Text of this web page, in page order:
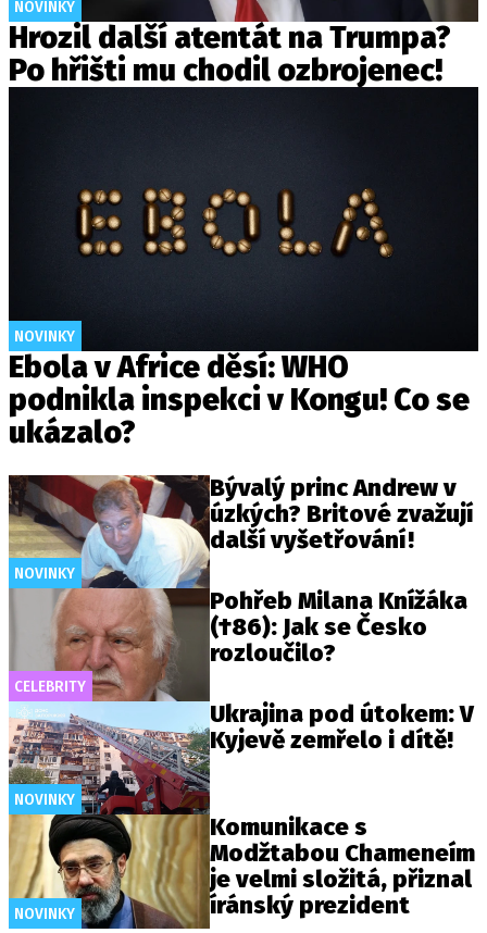
NOVINKY
Hrozil další atentát na Trumpa?
Po hřišti mu chodil ozbrojenec!
NOVINKY
Ebola v Africe děsí: WHO
podnikla inspekci v Kongu! Co se
ukázalo?
NOVINKY
Bývalý princ Andrew v
úzkých? Britové zvažují
další vyšetřování!
CELEBRITY
Pohřeb Milana Knížáka
(†86): Jak se Česko
rozloučilo?
NOVINKY
Ukrajina pod útokem: V
Kyjevě zemřelo i dítě!
NOVINKY
Komunikace s
Modžtabou Chameneím
je velmi složitá, přiznal
íránský prezident